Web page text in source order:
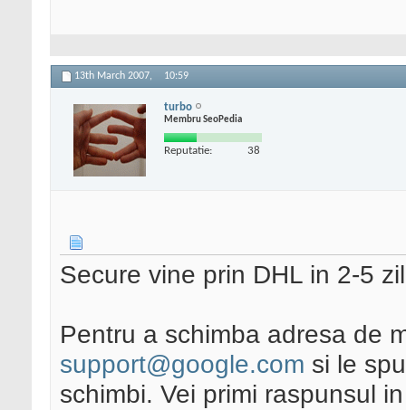
13th March 2007, 10:59
turbo
Membru SeoPedia
Reputatie: 38
Secure vine prin DHL in 2-5
Pentru a schimba adresa de
support@google.com si le
schimbi. Vei primi raspunsul